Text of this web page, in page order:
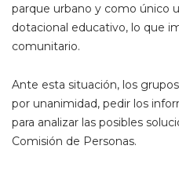
parque urbano y como único
dotacional educativo, lo que
comunitario.
Ante esta situación, los
por unanimidad, pedir los
para analizar las posibles
Comisión de Personas.